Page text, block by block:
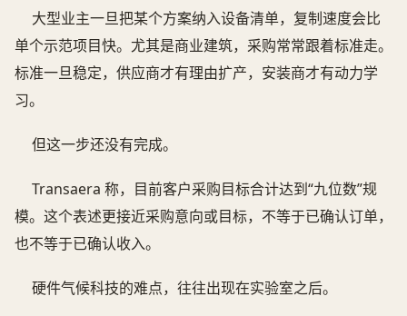
大型业主一旦把某个方案纳入设备清单，复制速度会比
单个示范项目快。尤其是商业建筑，采购常常跟着标准走。
标准一旦稳定，供应商才有理由扩产，安装商才有动力学
习。
但这一步还没有完成。
Transaera 称，目前客户采购目标合计达到“九位数”规
模。这个表述更接近采购意向或目标，不等于已确认订单，
也不等于已确认收入。
硬件气候科技的难点，往往出现在实验室之后。